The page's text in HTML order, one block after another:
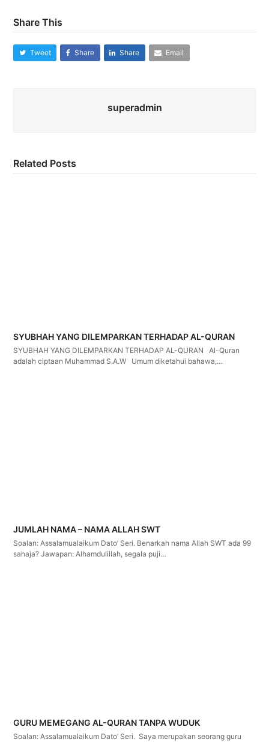
Share This
Tweet Share Share Email
superadmin
Related Posts
SYUBHAH YANG DILEMPARKAN TERHADAP AL-QURAN
SYUBHAH YANG DILEMPARKAN TERHADAP AL-QURAN Al-Quran
adalah ciptaan Muhammad S.A.W Umum diketahui bahawa,…
JUMLAH NAMA – NAMA ALLAH SWT
Soalan: Assalamualaikum Dato’ Seri. Benarkah nama Allah SWT ada 99
sahaja? Jawapan: Alhamdulillah, segala puji…
GURU MEMEGANG AL-QURAN TANPA WUDUK
Soalan: Assalamualaikum Dato’ Seri. Saya merupakan seorang guru